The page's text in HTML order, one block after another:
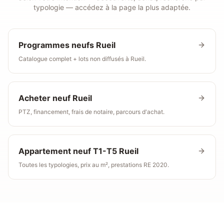
typologie — accédez à la page la plus adaptée.
Programmes neufs Rueil
Catalogue complet + lots non diffusés à Rueil.
Acheter neuf Rueil
PTZ, financement, frais de notaire, parcours d'achat.
Appartement neuf T1-T5 Rueil
Toutes les typologies, prix au m², prestations RE 2020.